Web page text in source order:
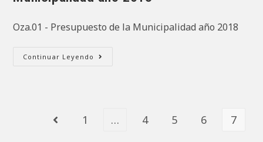
Oza.01 - Presupuesto de la Municipalidad año 2018
Continuar Leyendo Oza.01
Ir a la página anterior
1 … 4 5 6 7